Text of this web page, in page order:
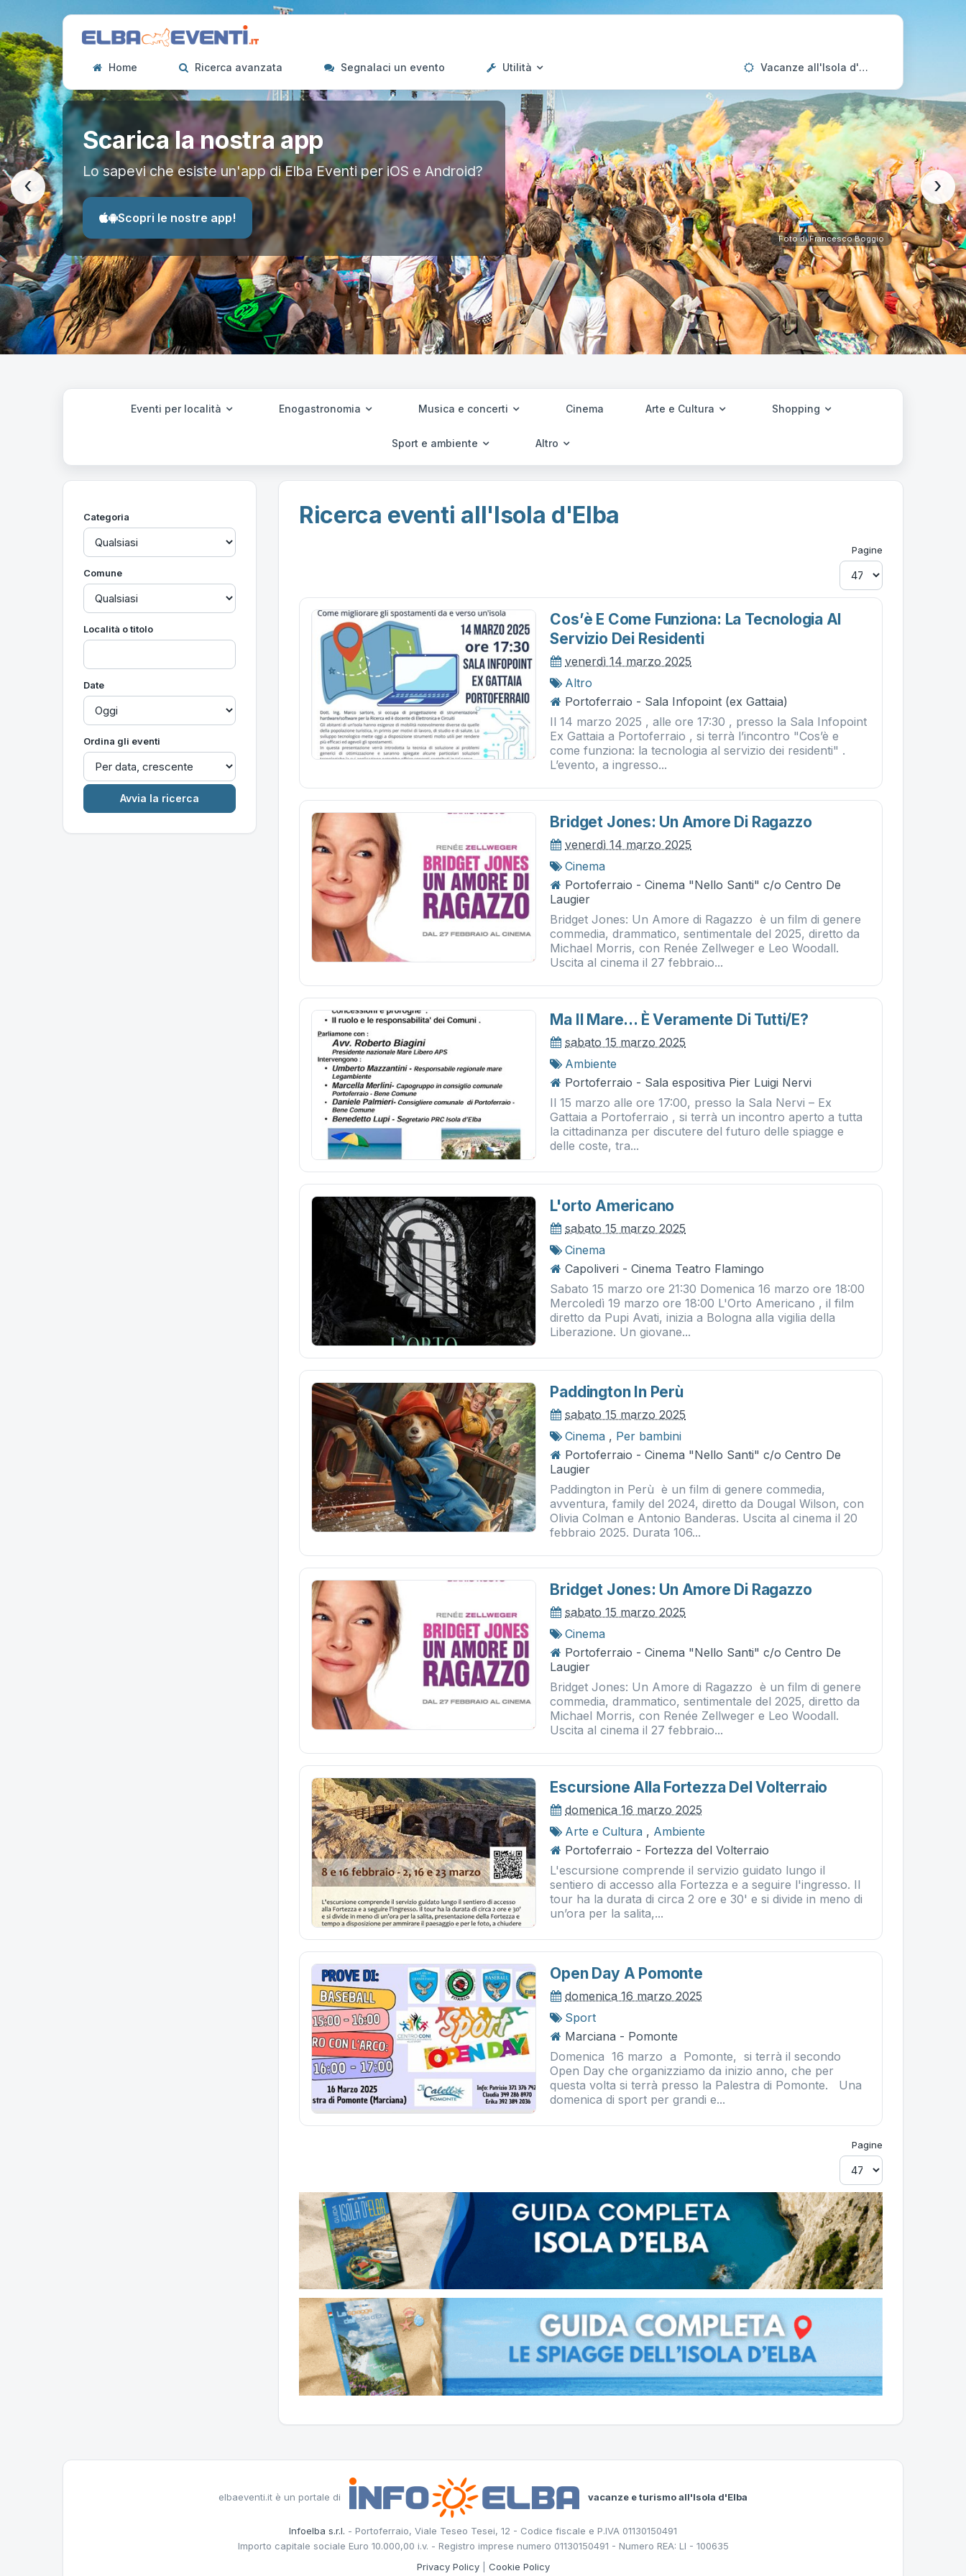
Home Ricerca avanzata Segnalaci un evento Utilità Vacanze all'Isola d'Elba
Scarica la nostra app
Lo sapevi che esiste un'app di Elba Eventi per iOS e Android?
Scopri le nostre app!
Foto di Francesco Boggio
‹ ›
Eventi per località Enogastronomia Musica e concerti Cinema Arte e Cultura Shopping
Sport e ambiente Altro
Categoria
Comune
Località o titolo
Date
Ordina gli eventi
Ricerca eventi all'Isola d'Elba
Pagine
Cos’è E Come Funziona: La Tecnologia Al
Servizio Dei Residenti
venerdì 14 marzo 2025
Altro
Portoferraio - Sala Infopoint (ex Gattaia)
Il 14 marzo 2025 , alle ore 17:30 , presso la Sala Infopoint
Ex Gattaia a Portoferraio , si terrà l’incontro "Cos’è e
come funziona: la tecnologia al servizio dei residenti" .
L’evento, a ingresso...
Bridget Jones: Un Amore Di Ragazzo
venerdì 14 marzo 2025
Cinema
Portoferraio - Cinema "Nello Santi" c/o Centro De
Laugier
Bridget Jones: Un Amore di Ragazzo è un film di genere
commedia, drammatico, sentimentale del 2025, diretto da
Michael Morris, con Renée Zellweger e Leo Woodall.
Uscita al cinema il 27 febbraio...
Ma Il Mare... È Veramente Di Tutti/e?
sabato 15 marzo 2025
Ambiente
Portoferraio - Sala espositiva Pier Luigi Nervi
Il 15 marzo alle ore 17:00, presso la Sala Nervi – Ex
Gattaia a Portoferraio , si terrà un incontro aperto a tutta
la cittadinanza per discutere del futuro delle spiagge e
delle coste, tra...
L'orto Americano
sabato 15 marzo 2025
Cinema
Capoliveri - Cinema Teatro Flamingo
Sabato 15 marzo ore 21:30 Domenica 16 marzo ore 18:00
Mercoledì 19 marzo ore 18:00 L'Orto Americano , il film
diretto da Pupi Avati, inizia a Bologna alla vigilia della
Liberazione. Un giovane...
Paddington In Perù
sabato 15 marzo 2025
Cinema , Per bambini
Portoferraio - Cinema "Nello Santi" c/o Centro De
Laugier
Paddington in Perù è un film di genere commedia,
avventura, family del 2024, diretto da Dougal Wilson, con
Olivia Colman e Antonio Banderas. Uscita al cinema il 20
febbraio 2025. Durata 106...
Bridget Jones: Un Amore Di Ragazzo
sabato 15 marzo 2025
Cinema
Portoferraio - Cinema "Nello Santi" c/o Centro De
Laugier
Bridget Jones: Un Amore di Ragazzo è un film di genere
commedia, drammatico, sentimentale del 2025, diretto da
Michael Morris, con Renée Zellweger e Leo Woodall.
Uscita al cinema il 27 febbraio...
Escursione Alla Fortezza Del Volterraio
domenica 16 marzo 2025
Arte e Cultura , Ambiente
Portoferraio - Fortezza del Volterraio
L'escursione comprende il servizio guidato lungo il
sentiero di accesso alla Fortezza e a seguire l'ingresso. Il
tour ha la durata di circa 2 ore e 30' e si divide in meno di
un’ora per la salita,...
Open Day A Pomonte
domenica 16 marzo 2025
Sport
Marciana - Pomonte
Domenica 16 marzo a Pomonte, si terrà il secondo
Open Day che organizziamo da inizio anno, che per
questa volta si terrà presso la Palestra di Pomonte. Una
domenica di sport per grandi e...
Pagine
elbaeventi.it è un portale di vacanze e turismo all'Isola d'Elba
Infoelba s.r.l. - Portoferraio, Viale Teseo Tesei, 12 - Codice fiscale e P.IVA 01130150491
Importo capitale sociale Euro 10.000,00 i.v. - Registro imprese numero 01130150491 - Numero REA: LI - 100635
Privacy Policy| Cookie Policy